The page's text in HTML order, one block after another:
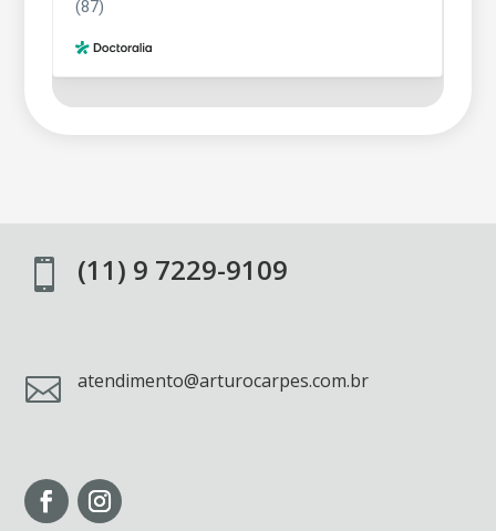
 (11) 9 7229-9109
 atendimento@arturocarpes.com.br